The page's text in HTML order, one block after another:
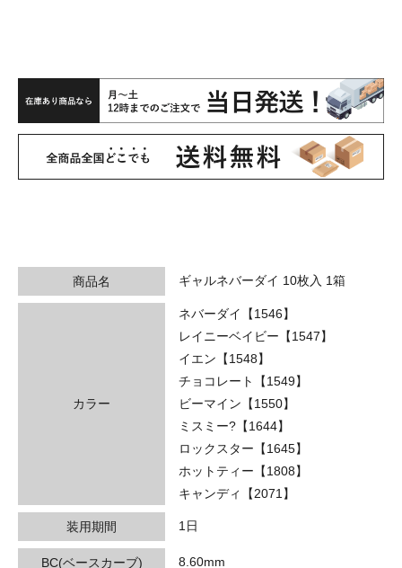
商品名 ギャルネバーダイ 10枚入 1箱
カラー
ネバーダイ【1546】
レイニーベイビー【1547】
イエン【1548】
チョコレート【1549】
ビーマイン【1550】
ミスミー?【1644】
ロックスター【1645】
ホットティー【1808】
キャンディ【2071】
装用期間 1日
BC(ベースカーブ) 8.60mm